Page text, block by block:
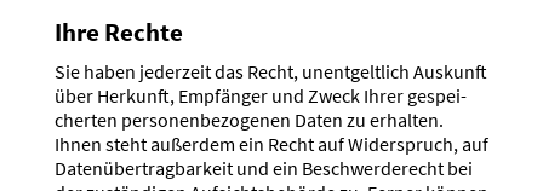
Ihre Rechte
Sie haben jederzeit das Recht, unent­geltlich Auskunft
über Herkunft, Empfänger und Zweck Ihrer gespei­
cherten perso­nen­be­zo­genen Daten zu erhalten.
Ihnen steht außerdem ein Recht auf Wider­spruch, auf
Daten­über­trag­barkeit und ein Beschwer­de­recht bei